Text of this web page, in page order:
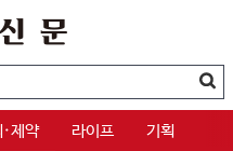
제약 라이프 기획